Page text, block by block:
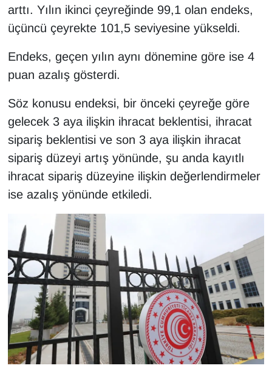
arttı. Yılın ikinci çeyreğinde 99,1 olan endeks,
üçüncü çeyrekte 101,5 seviyesine yükseldi.
Endeks, geçen yılın aynı dönemine göre ise 4
puan azalış gösterdi.
Söz konusu endeksi, bir önceki çeyreğe göre
gelecek 3 aya ilişkin ihracat beklentisi, ihracat
sipariş beklentisi ve son 3 aya ilişkin ihracat
sipariş düzeyi artış yönünde, şu anda kayıtlı
ihracat sipariş düzeyine ilişkin değerlendirmeler
ise azalış yönünde etkiledi.
Kim Kimdir?
KURDÎ
MAGAZİN
MEDYA
ONE EKONOMİ
POLİTİKA
Resmi İlanlar
RÖPORTAJ
SAĞLIK
Seri İlan
Sinema - TV